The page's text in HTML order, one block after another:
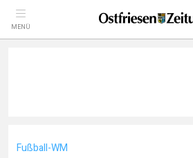
MENÜ
Fußball-WM